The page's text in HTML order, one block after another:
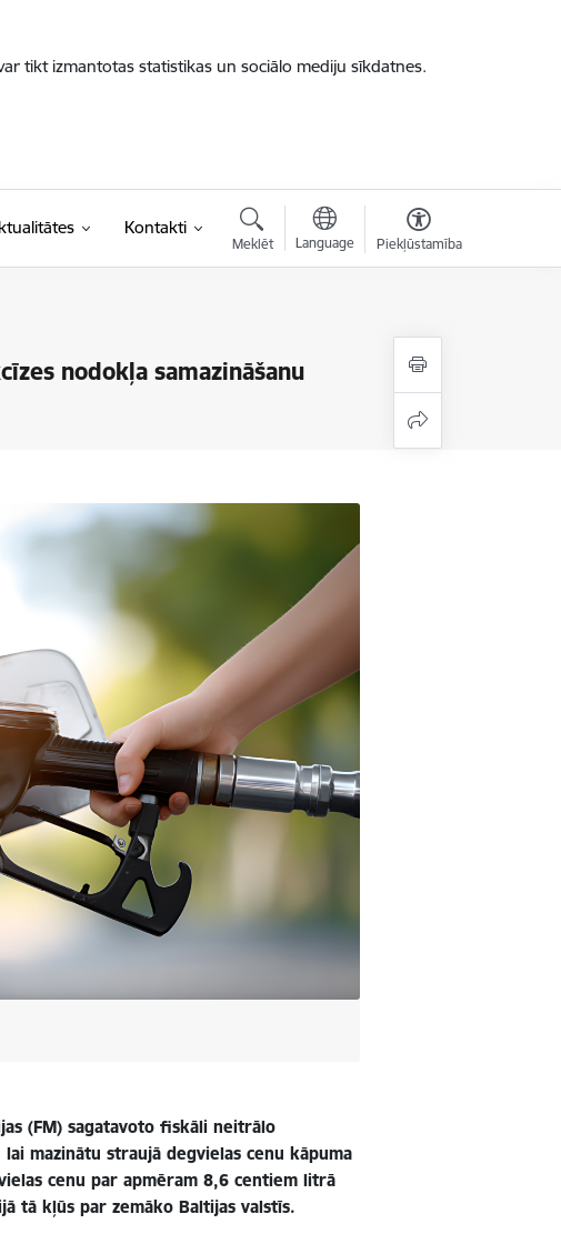
tikt izmantotas statistikas un sociālo mediju sīkdatnes.
Kontakti
Meklēt Language Piekļūstamība
nodokļa samazināšanu
(FM) sagatavoto fiskāli neitrālo
mazinātu straujā degvielas cenu kāpuma
cenu par apmēram 8,6 centiem litrā
tā kļūs par zemāko Baltijas valstīs.